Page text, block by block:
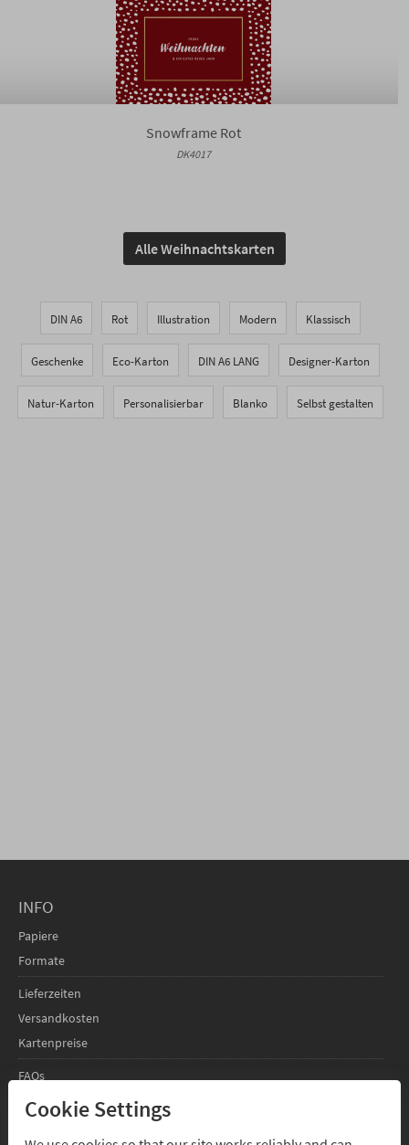
Snowframe Rot
DK4017
Alle Weihnachtskarten
DIN A6 Rot Illustration Modern Klassisch
Geschenke Eco-Karton DIN A6 LANG Designer-Karton
Natur-Karton Personalisierbar Blanko Selbst gestalten
INFO
Papiere
Formate
Lieferzeiten
Versandkosten
Kartenpreise
FAQs
SERVICE
Cookie Settings